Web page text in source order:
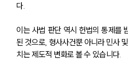
다.
이는 사법 판단 역시 헌법의 통제를
된 것으로, 형사사건뿐 아니라 민사
치는 제도적 변화로 볼 수 있습니다.